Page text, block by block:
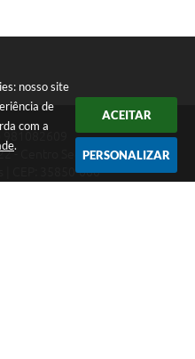
nosso site
de
com a
.
ACEITAR
PERSONALIZAR
- Centro Segunda a Sexta das
| CEP: 35850-000